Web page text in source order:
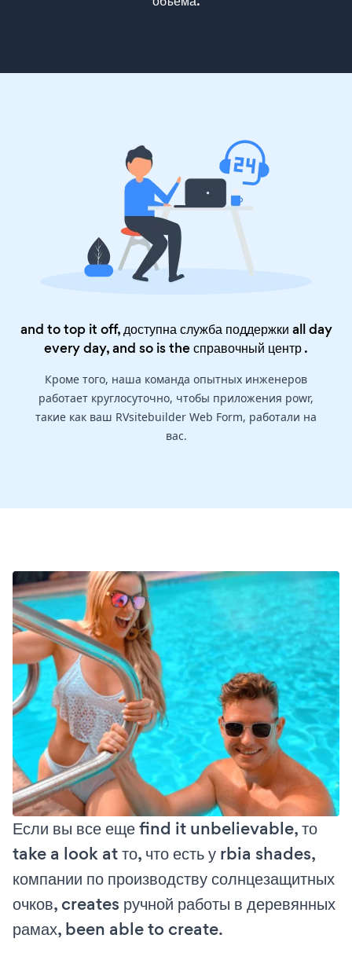
and to top it off, доступна служба поддержки all day
every day, and so is theсправочный центр.
Кроме того, наша команда опытных инженеров
работает круглосуточно, чтобы приложения powr,
такие как ваш RVsitebuilder Web Form, работали на
вас.
Если вы все еще find it unbelievable, то
take a look at то, что есть у rbia shades,
компании по производству солнцезащитных
очков, creates ручной работы в деревянных
рамах, been able to create.